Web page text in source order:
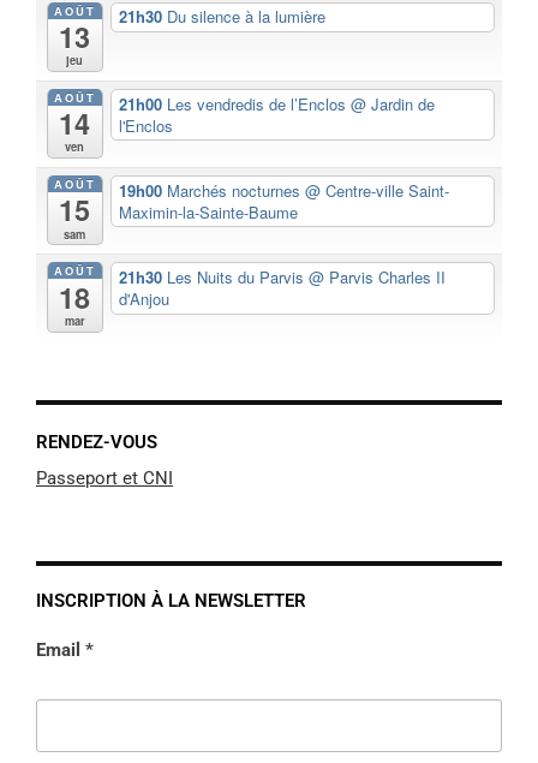
AOÛT
13
jeu
21h30 Du silence à la lumière
AOÛT
14
ven
21h00 Les vendredis de l’Enclos @ Jardin de
l'Enclos
AOÛT
15
sam
19h00 Marchés nocturnes @ Centre-ville Saint-
Maximin-la-Sainte-Baume
AOÛT
18
mar
21h30 Les Nuits du Parvis @ Parvis Charles II
d'Anjou
RENDEZ-VOUS
Passeport et CNI
INSCRIPTION À LA NEWSLETTER
Email *